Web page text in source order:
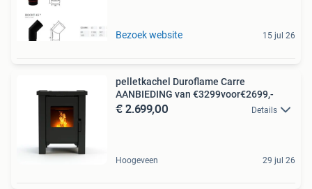
Bezoek website 15 jul 26
pelletkachel Duroflame Carre
AANBIEDING van €3299voor€2699,-
€ 2.699,00 Details
Hoogeveen 29 jul 26